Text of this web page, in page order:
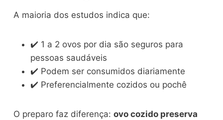
A maioria dos estudos indica que:
✔️ 1 a 2 ovos por dia são seguros para
pessoas saudáveis
✔️ Podem ser consumidos diariamente
✔️ Preferencialmente cozidos ou pochê
O preparo faz diferença:ovo cozido preserva